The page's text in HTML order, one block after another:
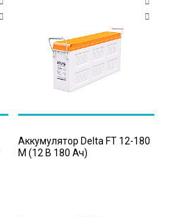
Аккумулятор Delta FT 12-180
M (12 В 180 Ач)